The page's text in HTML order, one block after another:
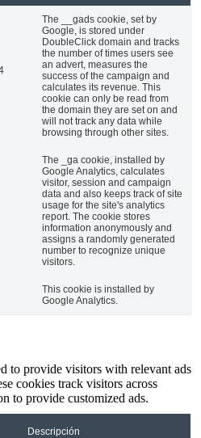
The __gads cookie, set by
Google, is stored under
DoubleClick domain and tracks
the number of times users see
an advert, measures the
success of the campaign and
calculates its revenue. This
cookie can only be read from
the domain they are set on and
will not track any data while
browsing through other sites.
The _ga cookie, installed by
Google Analytics, calculates
visitor, session and campaign
data and also keeps track of site
usage for the site's analytics
report. The cookie stores
information anonymously and
assigns a randomly generated
number to recognize unique
visitors.
This cookie is installed by
Google Analytics.
to provide visitors with relevant ads
cookies track visitors across
to provide customized ads.
Descripción